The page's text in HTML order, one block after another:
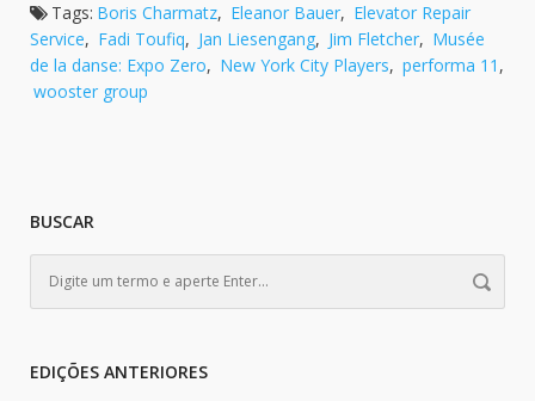
Tags: Boris Charmatz, Eleanor Bauer, Elevator Repair
Service, Fadi Toufiq, Jan Liesengang, Jim Fletcher, Musée
de la danse: Expo Zero, New York City Players, performa 11 ,
wooster group
BUSCAR
EDIÇÕES ANTERIORES